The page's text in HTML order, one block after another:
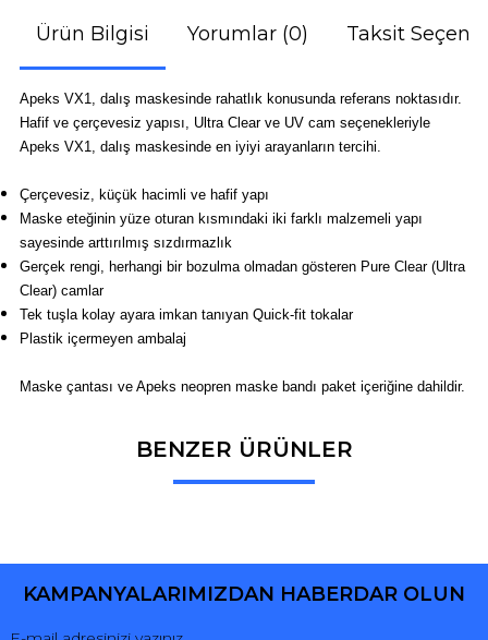
Ürün Bilgisi Yorumlar (0) Taksit
Apeks VX1, dalış maskesinde rahatlık konusunda referans noktasıdır.
Hafif ve çerçevesiz yapısı, Ultra Clear ve UV cam seçenekleriyle
Apeks VX1, dalış maskesinde en iyiyi arayanların tercihi.
Çerçevesiz, küçük hacimli ve hafif yapı
Maske eteğinin yüze oturan kısmındaki iki farklı malzemeli yapı
sayesinde arttırılmış sızdırmazlık
Gerçek rengi, herhangi bir bozulma olmadan gösteren Pure Clear (Ultra
Clear) camlar
Tek tuşla kolay ayara imkan tanıyan Quick-fit tokalar
Plastik içermeyen ambalaj
Maske çantası ve Apeks neopren maske bandı paket içeriğine dahildir.
BENZER ÜRÜNLER
KAMPANYALARIMIZDAN HABERDAR OLUN